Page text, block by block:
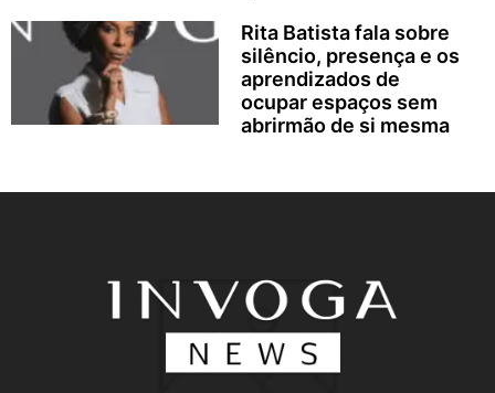
Rita Batista fala sobre
silêncio, presença e os
aprendizados de
ocupar espaços sem
abrirmão de si mesma